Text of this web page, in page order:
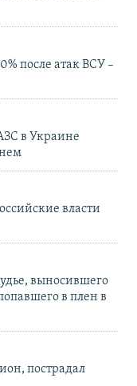
после атак ВСУ –
в Украине
власти
выносившего
в плен в
пострадал